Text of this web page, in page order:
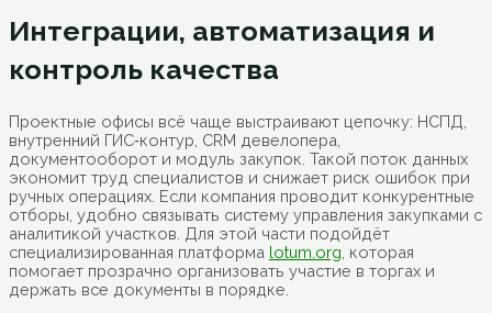
Интеграции, автоматизация и
контроль качества
Проектные офисы всё чаще выстраивают цепочку: НСПД,
внутренний ГИС‑контур, CRM девелопера,
документооборот и модуль закупок. Такой поток данных
экономит труд специалистов и снижает риск ошибок при
ручных операциях. Если компания проводит конкурентные
отборы, удобно связывать систему управления закупками с
аналитикой участков. Для этой части подойдёт
специализированная платформа lotum.org , которая
помогает прозрачно организовать участие в торгах и
держать все документы в порядке.